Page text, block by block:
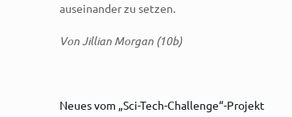
auseinander zu setzen.
Von Jillian Morgan (10b)
Neues vom „Sci-Tech-Challenge“-Projekt